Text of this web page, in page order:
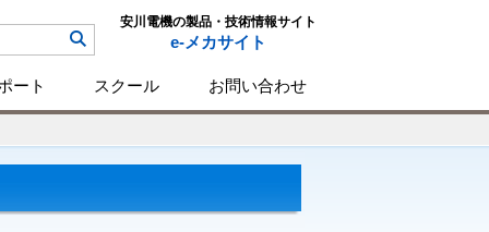
安川電機の製品・技術情報サイト
e-メカサイト
ート スクール お問い合わせ